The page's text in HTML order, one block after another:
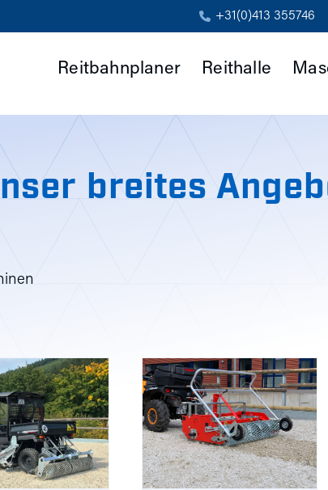
+31(0)413 355746
Reitbahnplaner Reithalle
breites